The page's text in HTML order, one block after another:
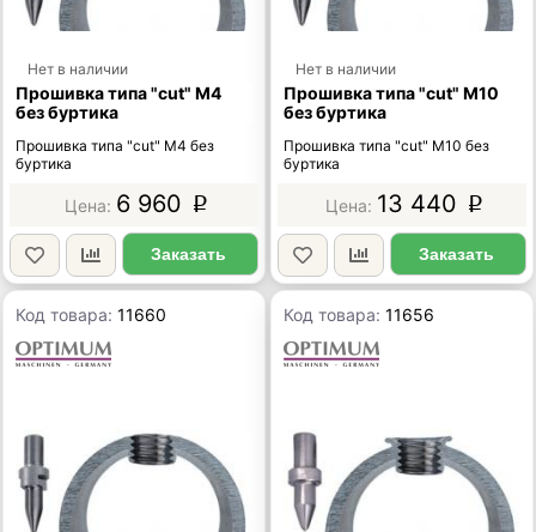
Нет в наличии
Прошивка типа "cut" М4
без буртика
Прошивка типа "cut" М4 без
буртика
6 960 p
Заказать
Нет в наличии
Прошивка типа "cut" М10
без буртика
Прошивка типа "cut" М10 без
буртика
13 440 p
Заказать
Код товара:11660 Код товара:11656